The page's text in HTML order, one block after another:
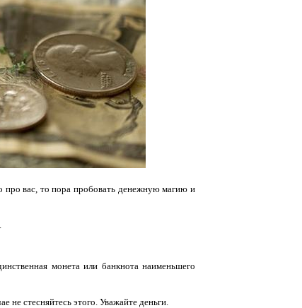
про вас, то пора пробовать денежную магию и
монета или банкнота наименьшего
не стесняйтесь этого. Уважайте деньги.